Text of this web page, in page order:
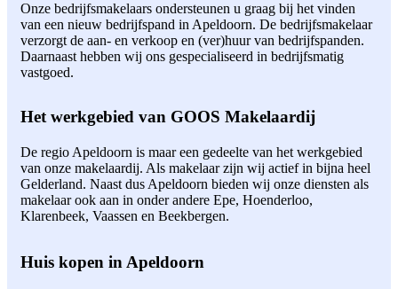
Onze bedrijfsmakelaars ondersteunen u graag bij het vinden
van een nieuw bedrijfspand in Apeldoorn. De bedrijfsmakelaar
verzorgt de aan- en verkoop en (ver)huur van bedrijfspanden.
Daarnaast hebben wij ons gespecialiseerd in bedrijfsmatig
vastgoed.
Het werkgebied van GOOS Makelaardij
De regio Apeldoorn is maar een gedeelte van het werkgebied
van onze makelaardij. Als makelaar zijn wij actief in bijna heel
Gelderland. Naast dus Apeldoorn bieden wij onze diensten als
makelaar ook aan in onder andere Epe, Hoenderloo,
Klarenbeek, Vaassen en Beekbergen.
Huis kopen in Apeldoorn